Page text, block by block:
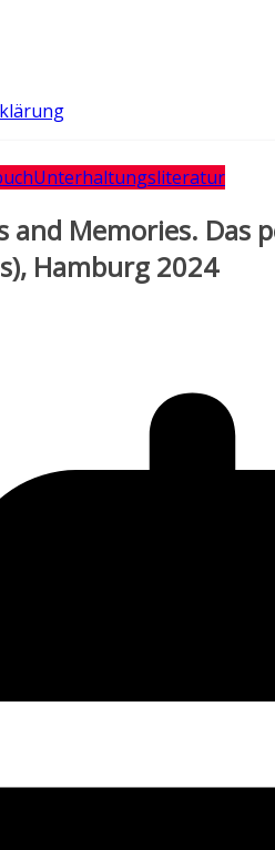
Unterhaltungsliteratur
and Memories.
Hamburg 2024